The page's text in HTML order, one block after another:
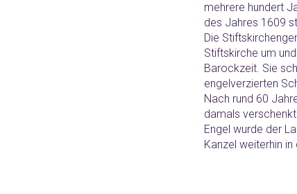
mehrere hundert
des Jahres 1609
Die
Stiftskirche um
Barockzeit. Sie
engelverzierten
Nach rund 60
damals
Engel wurde der
Kanzel weiterhin